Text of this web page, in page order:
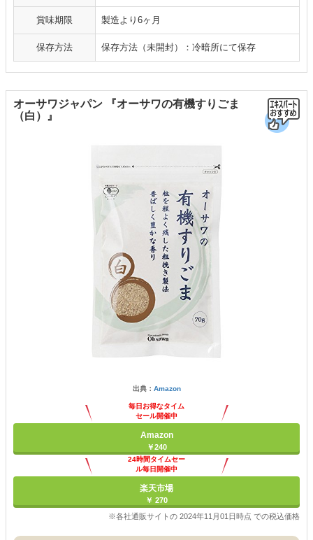
賞味期限 製造より6ヶ月
保存方法 保存方法（未開封）：冷暗所にて保存
オーサワジャパン 『オーサワの有機すりごま
（白）』
出典： Amazon
毎日お得なタイム
セール開催中
Amazon
￥240
24時間タイムセー
ル毎日開催中
楽天市場
￥ 270
※各社通販サイトの 2024年11月01日時点 での税込価格